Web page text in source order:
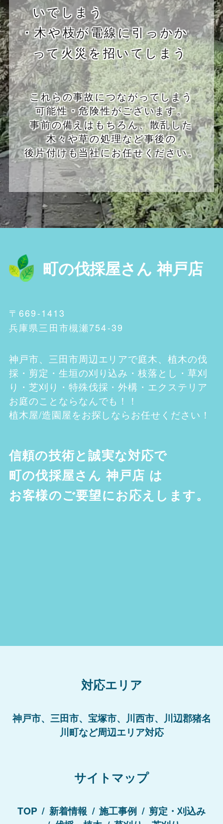
いでしまう
・木や枝が電線に引っかか
って火災を招いてしまう
これらの事故につながってしまう
可能性・危険性がございます。
事前の備えはもちろん、散乱した
木々や草の処理など事後の
後片付けも当社にお任せください。
町の伐採屋さん 神戸店
〒669-1413
兵庫県三田市槻瀬754-39
神戸市、三田市周辺エリアで庭木、植木の伐
採・剪定・生垣の刈り込み・枝落とし・草刈
り・芝刈り・特殊伐採・外構・エクステリア
お庭のことならなんでも！！
植木屋/造園屋をお探しならお任せください！
信頼の技術と誠実な対応で
町の伐採屋さん 神戸店 は
お客様のご要望にお応えします。
対応エリア
神戸市、三田市、宝塚市、川西市、川辺郡猪名
川町など周辺エリア対応
サイトマップ
TOP 新着情報 施工事例
剪定・刈込み